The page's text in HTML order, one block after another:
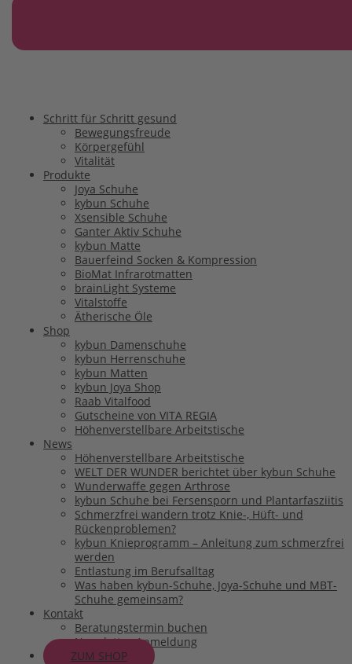
Schritt für Schritt gesund
Bewegungsfreude
Körpergefühl
Vitalität
Produkte
Joya Schuhe
kybun Schuhe
Xsensible Schuhe
Ganter Aktiv Schuhe
kybun Matte
Bauerfeind Socken & Kompression
BioMat Infrarotmatten
brainLight Systeme
Vitalstoffe
Ätherische Öle
Shop
kybun Damenschuhe
kybun Herrenschuhe
kybun Matten
kybun Joya Shop
Raab Vitalfood
Gutscheine von VITA REGIA
Höhenverstellbare Arbeitstische
News
Höhenverstellbare Arbeitstische
WELT DER WUNDER berichtet über kybun Schuhe
Wunderwaffe gegen Arthrose
kybun Schuhe bei Fersensporn und Plantarfasziitis
Schmerzfrei wandern trotz Knie-, Hüft- und
Rückenproblemen?
kybun Knieprogramm – Anleitung zum schmerzfrei
werden
Entlastung im Berufsalltag
Was haben kybun-Schuhe, Joya-Schuhe und MBT-
Schuhe gemeinsam?
Kontakt
Beratungstermin buchen
Newsletter-Anmeldung
ZUM SHOP